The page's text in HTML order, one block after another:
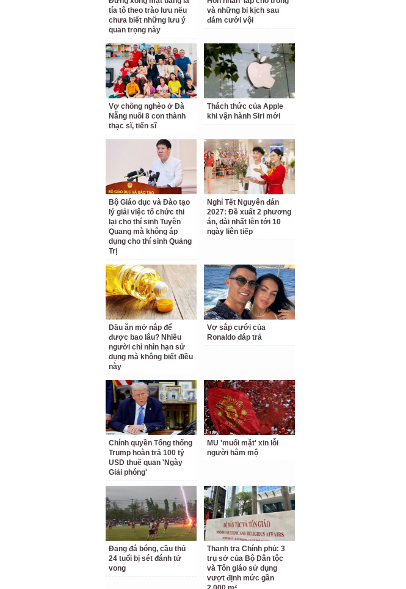
tía tô theo trào lưu nếu
chưa biết những lưu ý
quan trọng này
và những bi kịch sau
đám cưới vội
Vợ chồng nghèo ở Đà
Nẵng nuôi 8 con thành
thạc sĩ, tiến sĩ
Thách thức của Apple
khi vận hành Siri mới
Bộ Giáo dục và Đào tạo
lý giải việc tổ chức thi
lại cho thí sinh Tuyên
Quang mà không áp
dụng cho thí sinh Quảng
Trị
Nghỉ Tết Nguyên đán
2027: Đề xuất 2 phương
án, dài nhất lên tới 10
ngày liên tiếp
Dầu ăn mở nắp để
được bao lâu? Nhiều
người chỉ nhìn hạn sử
dụng mà không biết điều
này
Vợ sắp cưới của
Ronaldo đáp trả
Chính quyền Tổng thống
Trump hoàn trả 100 tỷ
USD thuế quan 'Ngày
Giải phóng'
MU 'muối mặt' xin lỗi
người hâm mộ
Đang đá bóng, cầu thủ
24 tuổi bị sét đánh tử
vong
Thanh tra Chính phủ: 3
trụ sở của Bộ Dân tộc
và Tôn giáo sử dụng
vượt định mức gần